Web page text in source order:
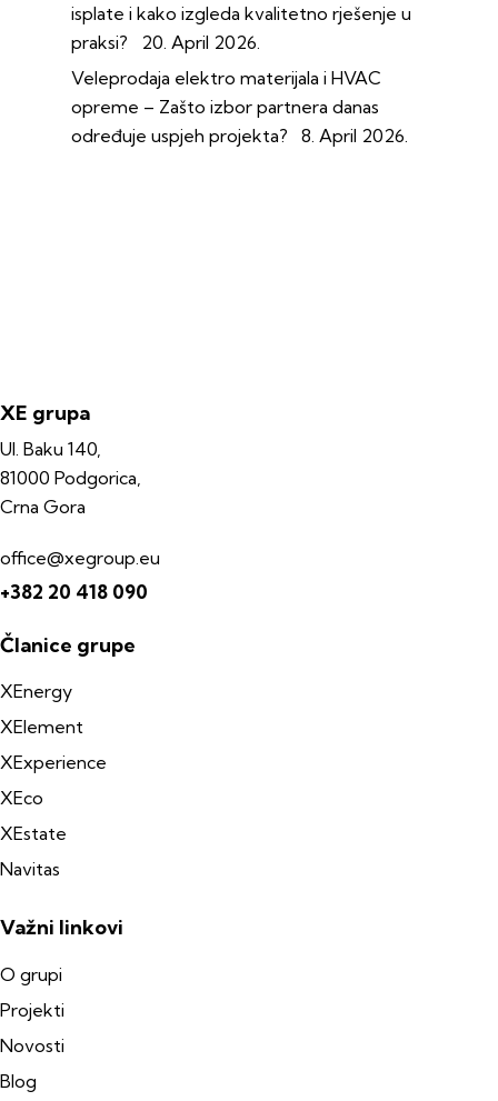
isplate i kako izgleda kvalitetno rješenje u
praksi?
20. April 2026.
Veleprodaja elektro materijala i HVAC
opreme – Zašto izbor partnera danas
određuje uspjeh projekta?
8. April 2026.
XE grupa
Ul. Baku 140,
81000 Podgorica,
Crna Gora
office@xegroup.eu
+382 20 418 090
Članice grupe
XEnergy
XElement
XExperience
XEco
XEstate
Navitas
Važni linkovi
O grupi
Projekti
Novosti
Blog